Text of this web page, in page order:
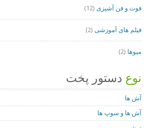
فوت و فن آشپزی (12)
فیلم های آموزشی (2)
میوها (2)
نوع دستور پخت
آش ها
آش ها و سوپ ها